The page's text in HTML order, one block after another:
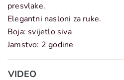
presvlake.
Elegantni nasloni za ruke.
Boja: svijetlo siva
Jamstvo: 2 godine
VIDEO